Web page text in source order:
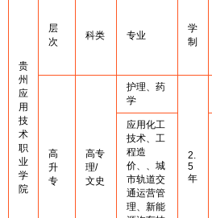
贵
州
应
用
技
术
职
业
学
院
层
次
科类 专业
学
制
高
升
专
高专
理/
文史
护理、药
学
2.
5
年
应用化工
技术、工
程造
价、、城
市轨道交
通运营管
理、新能